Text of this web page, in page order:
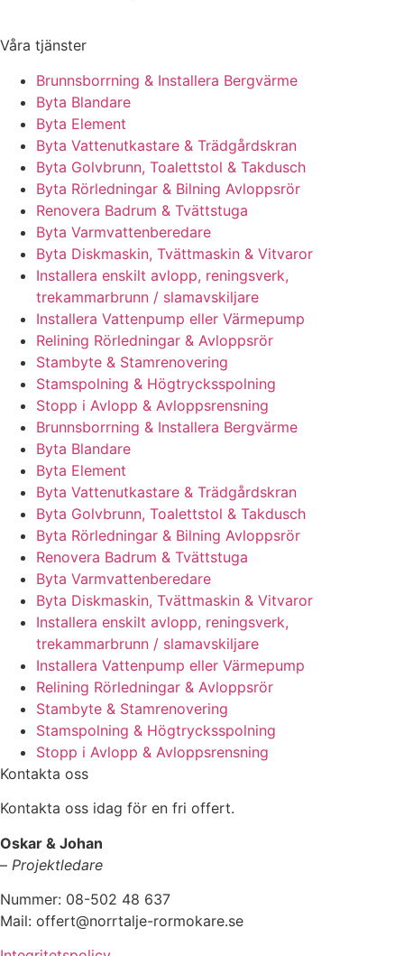
Våra tjänster
Brunnsborrning & Installera Bergvärme
Byta Blandare
Byta Element
Byta Vattenutkastare & Trädgårdskran
Byta Golvbrunn, Toalettstol & Takdusch
Byta Rörledningar & Bilning Avloppsrör
Renovera Badrum & Tvättstuga
Byta Varmvattenberedare
Byta Diskmaskin, Tvättmaskin & Vitvaror
Installera enskilt avlopp, reningsverk,
trekammarbrunn / slamavskiljare
Installera Vattenpump eller Värmepump
Relining Rörledningar & Avloppsrör
Stambyte & Stamrenovering
Stamspolning & Högtrycksspolning
Stopp i Avlopp & Avloppsrensning
Brunnsborrning & Installera Bergvärme
Byta Blandare
Byta Element
Byta Vattenutkastare & Trädgårdskran
Byta Golvbrunn, Toalettstol & Takdusch
Byta Rörledningar & Bilning Avloppsrör
Renovera Badrum & Tvättstuga
Byta Varmvattenberedare
Byta Diskmaskin, Tvättmaskin & Vitvaror
Installera enskilt avlopp, reningsverk,
trekammarbrunn / slamavskiljare
Installera Vattenpump eller Värmepump
Relining Rörledningar & Avloppsrör
Stambyte & Stamrenovering
Stamspolning & Högtrycksspolning
Stopp i Avlopp & Avloppsrensning
Kontakta oss
Kontakta oss idag för en fri offert.
Oskar & Johan
– Projektledare
Nummer: 08-502 48 637
Mail: offert@norrtalje-rormokare.se